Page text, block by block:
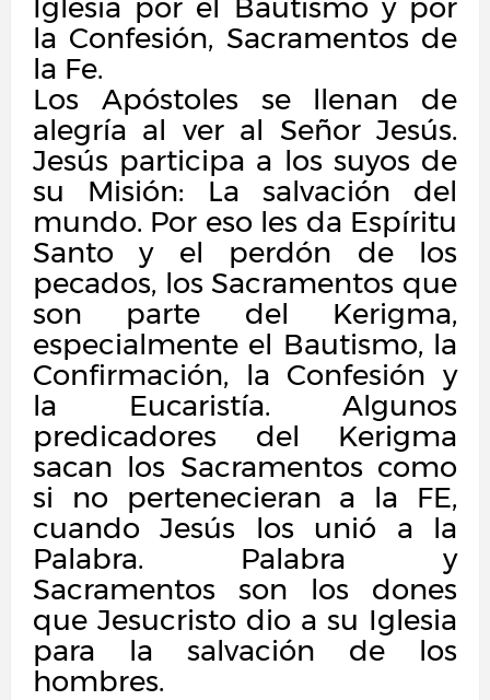
Iglesia por el Bautismo y por
la Confesión, Sacramentos de
la Fe.
Los Apóstoles se llenan de
alegría al ver al Señor Jesús.
Jesús participa a los suyos de
su Misión: La salvación del
mundo. Por eso les da Espíritu
Santo y el perdón de los
pecados, los Sacramentos que
son parte del Kerigma,
especialmente el Bautismo, la
Confirmación, la Confesión y
la Eucaristía. Algunos
predicadores del Kerigma
sacan los Sacramentos como
si no pertenecieran a la FE,
cuando Jesús los unió a la
Palabra. Palabra y
Sacramentos son los dones
que Jesucristo dio a su Iglesia
para la salvación de los
hombres.